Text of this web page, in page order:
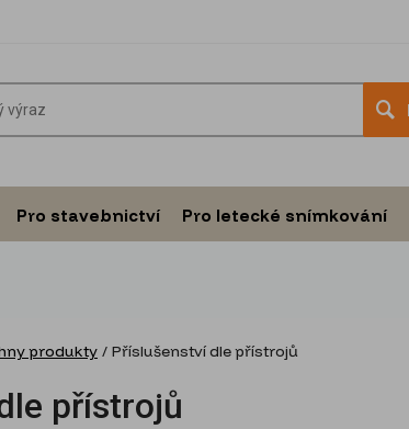
Pro stavebnictví Pro letecké snímkování
produkty / Příslušenství dle přístrojů
přístrojů